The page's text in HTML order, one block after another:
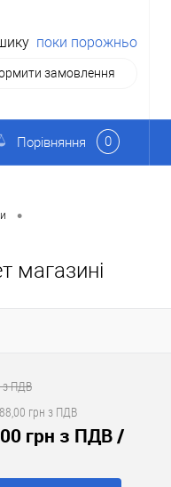
поки порожньо
замовлення
Порівняння 0
•
магазині
з ПДВ
грн з ПДВ
грн з ПДВ/